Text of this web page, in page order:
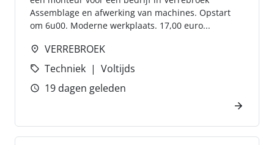
Assemblage en afwerking van machines. Opstart
om 6u00. Moderne werkplaats. 17,00 euro...
VERREBROEK
Techniek
Voltijds
19 dagen geleden